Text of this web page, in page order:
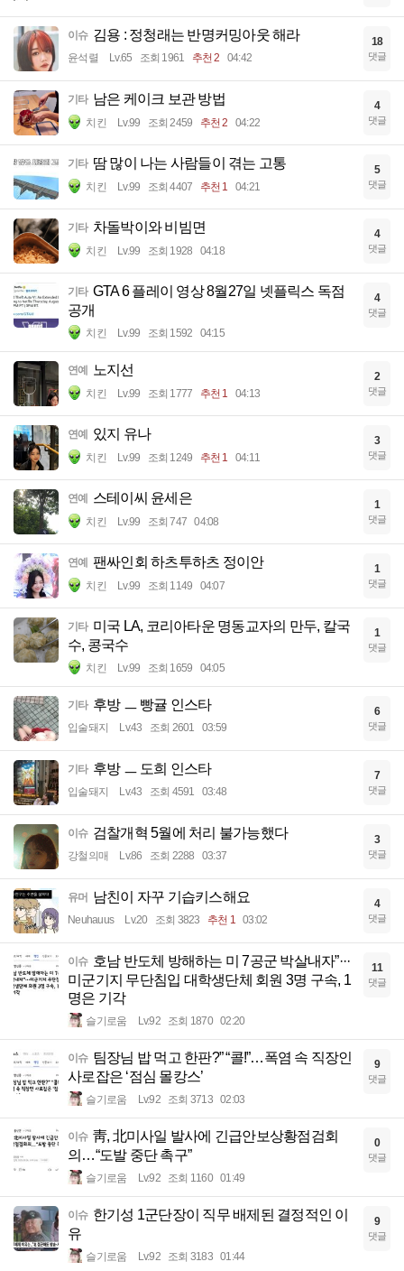
이슈 김용 : 정청래는 반명커밍아웃 해라
윤석렬 Lv.65 조회 1961 추천 2 04:42
18
댓글
기타 남은 케이크 보관 방법
치킨 Lv.99 조회 2459 추천 2 04:22
4
댓글
기타 땀 많이 나는 사람들이 겪는 고통
치킨 Lv.99 조회 4407 추천 1 04:21
5
댓글
기타 차돌박이와 비빔면
치킨 Lv.99 조회 1928 04:18
4
댓글
기타 GTA 6 플레이 영상 8월27일 넷플릭스 독점
공개
치킨 Lv.99 조회 1592 04:15
4
댓글
연예 노지선
치킨 Lv.99 조회 1777 추천 1 04:13
2
댓글
연예 있지 유나
치킨 Lv.99 조회 1249 추천 1 04:11
3
댓글
연예 스테이씨 윤세은
치킨 Lv.99 조회 747 04:08
1
댓글
연예 팬싸인회 하츠투하츠 정이안
치킨 Lv.99 조회 1149 04:07
1
댓글
기타 미국 LA, 코리아타운 명동교자의 만두, 칼국
수, 콩국수
치킨 Lv.99 조회 1659 04:05
1
댓글
기타 후방 ㅡ 빵귤 인스타
입술돼지 Lv.43 조회 2601 03:59
6
댓글
기타 후방 ㅡ 도희 인스타
입술돼지 Lv.43 조회 4591 03:48
7
댓글
이슈 검찰개혁 5월에 처리 불가능했다
강철의매 Lv.86 조회 2288 03:37
3
댓글
유머 남친이 자꾸 기습키스해요
Neuhauus Lv.20 조회 3823 추천 1 03:02
4
댓글
이슈 호남 반도체 방해하는 미 7공군 박살내자”···
미군기지 무단침입 대학생단체 회원 3명 구속, 1
명은 기각
슬기로움 Lv.92 조회 1870 02:20
11
댓글
이슈 팀장님 밥 먹고 한판?” “콜!”…폭염 속 직장인
사로잡은 ‘점심 몰캉스’
슬기로움 Lv.92 조회 3713 02:03
9
댓글
이슈 靑, 北미사일 발사에 긴급안보상황점검회
의…“도발 중단 촉구”
슬기로움 Lv.92 조회 1160 01:49
0
댓글
이슈 한기성 1군단장이 직무 배제된 결정적인 이
유
슬기로움 Lv.92 조회 3183 01:44
9
댓글